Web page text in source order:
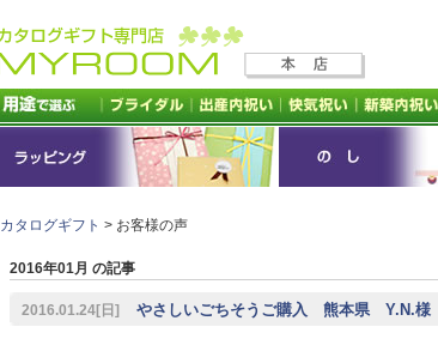
カタログギフト > お客様の声
2016年01月 の記事
2016.01.24[日] やさしいごちそうご購入 熊本県 Y.N.様